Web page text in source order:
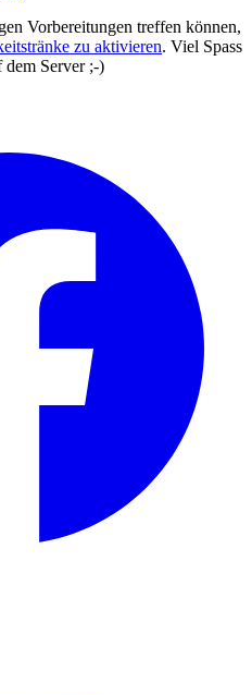
Vorbereitungen treffen können,
zu aktivieren. Viel Spass
dem Server ;-)